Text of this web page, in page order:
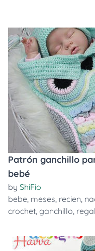
Patrón ganchillo
bebé
by ShiFio
bebe, meses, recien,
crochet, ganchillo,